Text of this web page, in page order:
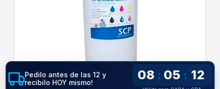
Pedilo antes de las 12 y
recibilo HOY mismo!
08 : 05 : 11